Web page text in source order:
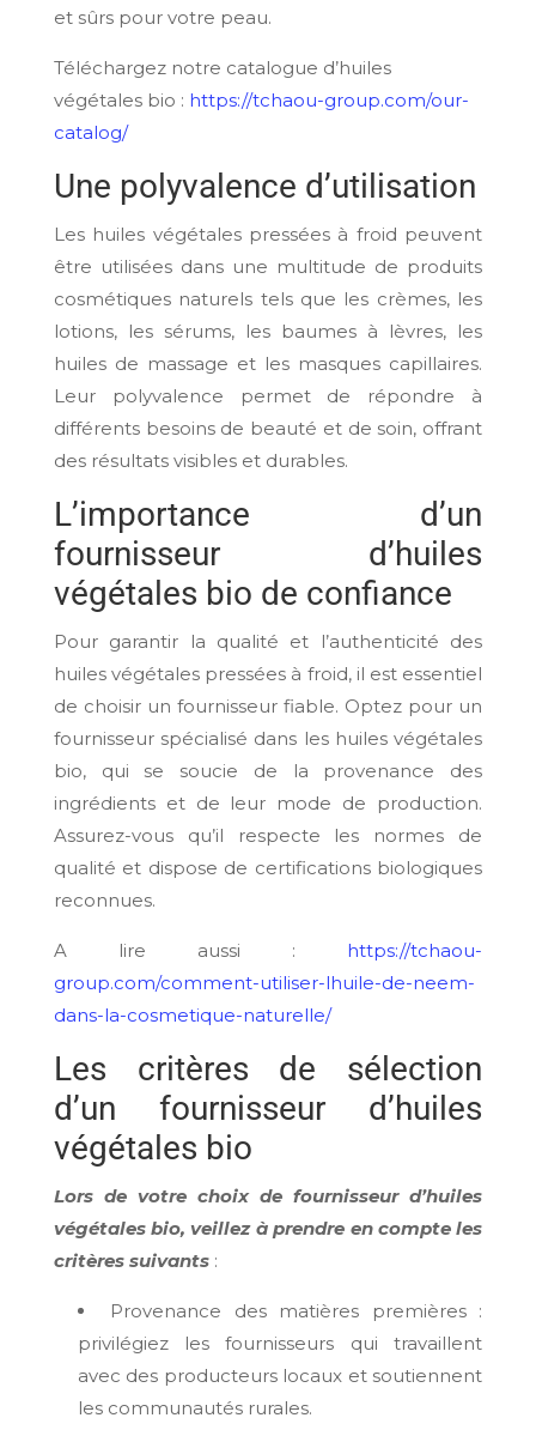
et sûrs pour votre peau.
Téléchargez notre catalogue d’huiles
végétales bio : https://tchaou-group.com/our-
catalog/
Une polyvalence d’utilisation
Les huiles végétales pressées à froid peuvent
être utilisées dans une multitude de produits
cosmétiques naturels tels que les crèmes, les
lotions, les sérums, les baumes à lèvres, les
huiles de massage et les masques capillaires.
Leur polyvalence permet de répondre à
différents besoins de beauté et de soin, offrant
des résultats visibles et durables.
L’importance d’un
fournisseur d’huiles
végétales bio de confiance
Pour garantir la qualité et l’authenticité des
huiles végétales pressées à froid, il est essentiel
de choisir un fournisseur fiable. Optez pour un
fournisseur spécialisé dans les huiles végétales
bio, qui se soucie de la provenance des
ingrédients et de leur mode de production.
Assurez-vous qu’il respecte les normes de
qualité et dispose de certifications biologiques
reconnues.
A lire aussi : https://tchaou-
group.com/comment-utiliser-lhuile-de-neem-
dans-la-cosmetique-naturelle/
Les critères de sélection
d’un fournisseur d’huiles
végétales bio
Lors de votre choix de fournisseur d’huiles
végétales bio, veillez à prendre en compte les
critères suivants:
Provenance des matières premières :
privilégiez les fournisseurs qui travaillent
avec des producteurs locaux et soutiennent
les communautés rurales.